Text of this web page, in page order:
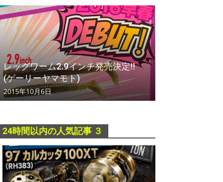
レッグワーム2.9インチ発売決定!!
(ゲーリーヤマモト)
2015年10月6日
24時間以内の人気記事 ３